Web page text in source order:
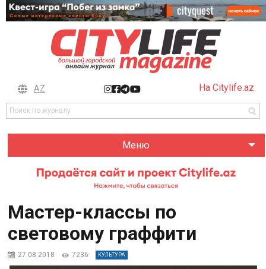
AZ На Citylife.az
Меню
Мастер-классы по
световому граффити
27.08.2018 7236 КУЛЬТУРА